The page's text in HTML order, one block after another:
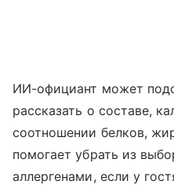
ИИ-официант может
рассказать о составе,
соотношении белков,
помогает убрать из
аллергенами, если у